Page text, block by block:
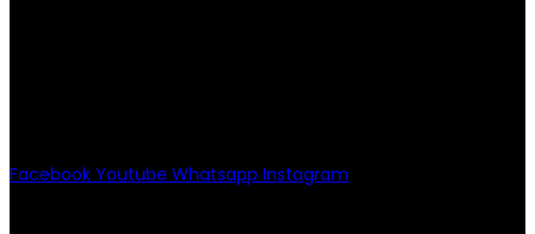
Facebook Youtube Whatsapp Instagram